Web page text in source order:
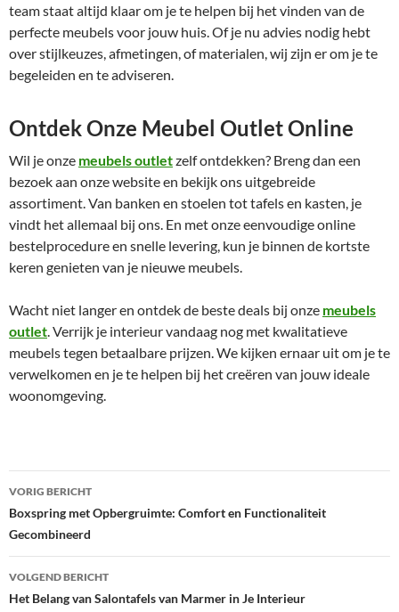
team staat altijd klaar om je te helpen bij het vinden van de
perfecte meubels voor jouw huis. Of je nu advies nodig hebt
over stijlkeuzes, afmetingen, of materialen, wij zijn er om je te
begeleiden en te adviseren.
Ontdek Onze Meubel Outlet Online
Wil je onze meubels outletzelf ontdekken? Breng dan een
bezoek aan onze website en bekijk ons uitgebreide
assortiment. Van banken en stoelen tot tafels en kasten, je
vindt het allemaal bij ons. En met onze eenvoudige online
bestelprocedure en snelle levering, kun je binnen de kortste
keren genieten van je nieuwe meubels.
Wacht niet langer en ontdek de beste deals bij onze meubels
outlet. Verrijk je interieur vandaag nog met kwalitatieve
meubels tegen betaalbare prijzen. We kijken ernaar uit om je te
verwelkomen en je te helpen bij het creëren van jouw ideale
woonomgeving.
Bericht
navigatie
VORIG BERICHT
Boxspring met Opbergruimte: Comfort en Functionaliteit
Gecombineerd
VOLGEND BERICHT
Het Belang van Salontafels van Marmer in Je Interieur